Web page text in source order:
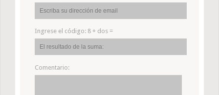
Ingrese el código: 8 + dos =
Comentario: